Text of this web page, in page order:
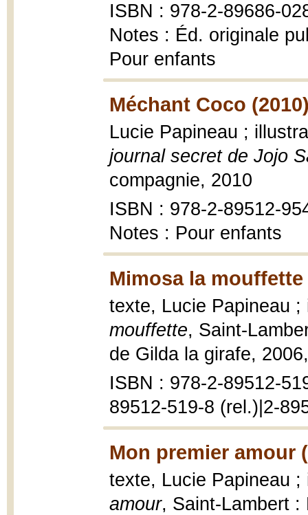
ISBN : 978-2-89686-
Notes : Éd. originale
Pour enfants
Méchant Coco
Lucie Papineau ;
journal secret de Jojo
compagnie, 2010
ISBN : 978-2-89512-
Notes : Pour enfants
Mimosa la mouffette
texte, Lucie Papineau
mouffette, Saint-
de Gilda la girafe,
ISBN : 978-2-89512-
89512-519-8 (rel.)|2-
Mon premier amour
texte, Lucie Papineau
amour, Saint-Lambert :